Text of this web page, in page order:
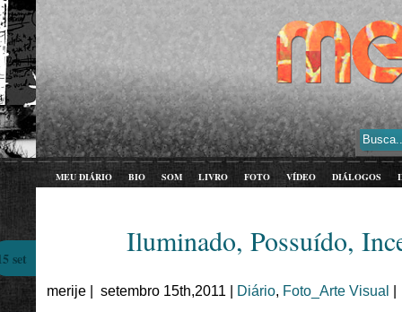
MEU DIÁRIO BIO SOM LIVRO FOTO VÍDEO DIÁLOGOS
Iluminado, Possuído,
set
merije | setembro 15th,2011 | Diário, Foto_Arte Visual